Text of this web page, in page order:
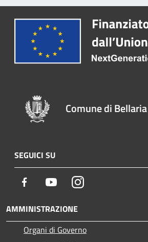
Comune di
SEGUICI SU
Facebook YoutubeInstagram
AMMINISTRAZIONE
Organi di Governo